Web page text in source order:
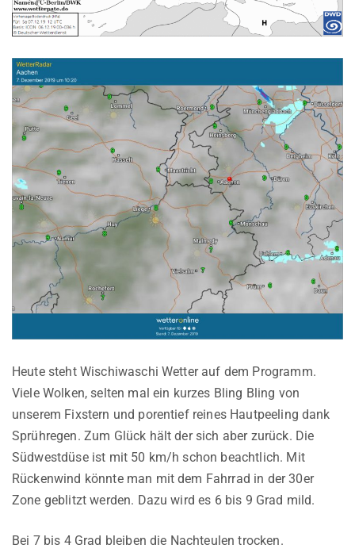
Heute steht Wischiwaschi Wetter auf dem Programm.
Viele Wolken, selten mal ein kurzes Bling Bling von
unserem Fixstern und porentief reines Hautpeeling dank
Sprühregen. Zum Glück hält der sich aber zurück. Die
Südwestdüse ist mit 50 km/h schon beachtlich. Mit
Rückenwind könnte man mit dem Fahrrad in der 30er
Zone geblitzt werden. Dazu wird es 6 bis 9 Grad mild.
Bei 7 bis 4 Grad bleiben die Nachteulen trocken.